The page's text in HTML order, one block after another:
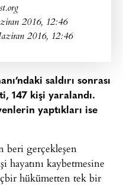
2016, 12:46
2016, 12:46
saldırı sonrası
147 kişi yaralandı.
yaptıkları ise
beri gerçekleşen
hayatını kaybetmesine
hükümetten tek bir